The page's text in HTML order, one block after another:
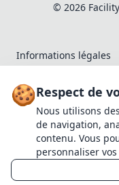
Continuer mes
© 2026
Informations légales
🍪Respect de
Nous utilisons
de navigation,
contenu. Vous
personnaliser